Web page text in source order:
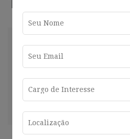
market
Madrid
Compartir